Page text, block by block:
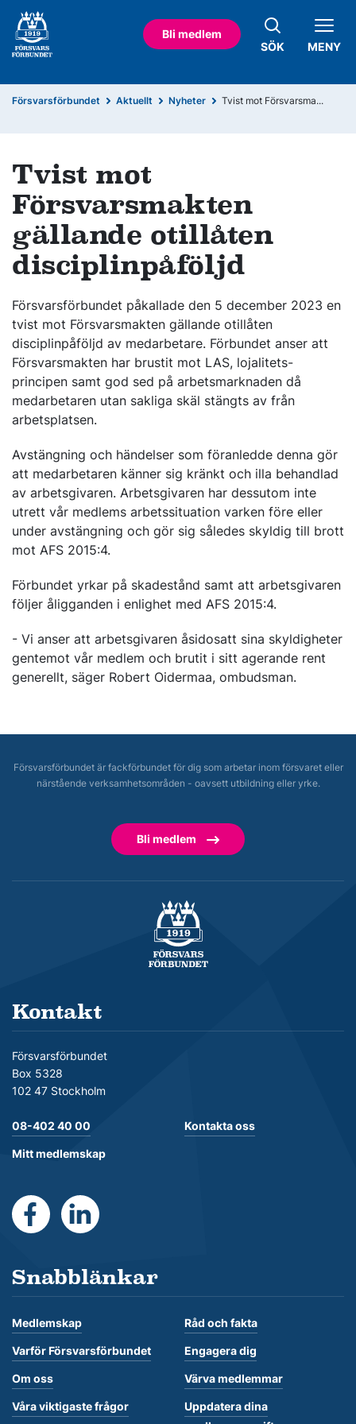
Bli medlem
SÖK
MENY
Försvarsförbundet Aktuellt Nyheter Tvist mot Försvarsma...
Tvist mot
Försvarsmakten
gällande otillåten
disciplinpåföljd
Försvarsförbundet påkallade den 5 december 2023 en
tvist mot Försvarsmakten gällande otillåten
disciplinpåföljd av medarbetare. Förbundet anser att
Försvarsmakten har brustit mot LAS, lojalitets-
principen samt god sed på arbetsmarknaden då
medarbetaren utan sakliga skäl stängts av från
arbetsplatsen.
Avstängning och händelser som föranledde denna gör
att medarbetaren känner sig kränkt och illa behandlad
av arbetsgivaren. Arbetsgivaren har dessutom inte
utrett vår medlems arbetssituation varken före eller
under avstängning och gör sig således skyldig till brott
mot AFS 2015:4.
Förbundet yrkar på skadestånd samt att arbetsgivaren
följer åligganden i enlighet med AFS 2015:4.
- Vi anser att arbetsgivaren åsidosatt sina skyldigheter
gentemot vår medlem och brutit i sitt agerande rent
generellt, säger Robert Oidermaa, ombudsman.
Försvarsförbundet är fackförbundet för dig som arbetar inom försvaret eller
närstående verksamhetsområden - oavsett utbildning eller yrke.
Bli medlem
Försvarsförbundet
Kontakt
Försvarsförbundet
Box 5328
102 47 Stockholm
08-402 40 00
Mitt medlemskap
Kontakta oss
https://www.facebook.com/Forsvarsforbundet
https://se.linkedin.com/company/
Snabblänkar
Medlemskap
Varför Försvarsförbundet
Om oss
Våra viktigaste frågor
Råd och fakta
Engagera dig
Värva medlemmar
Uppdatera dina